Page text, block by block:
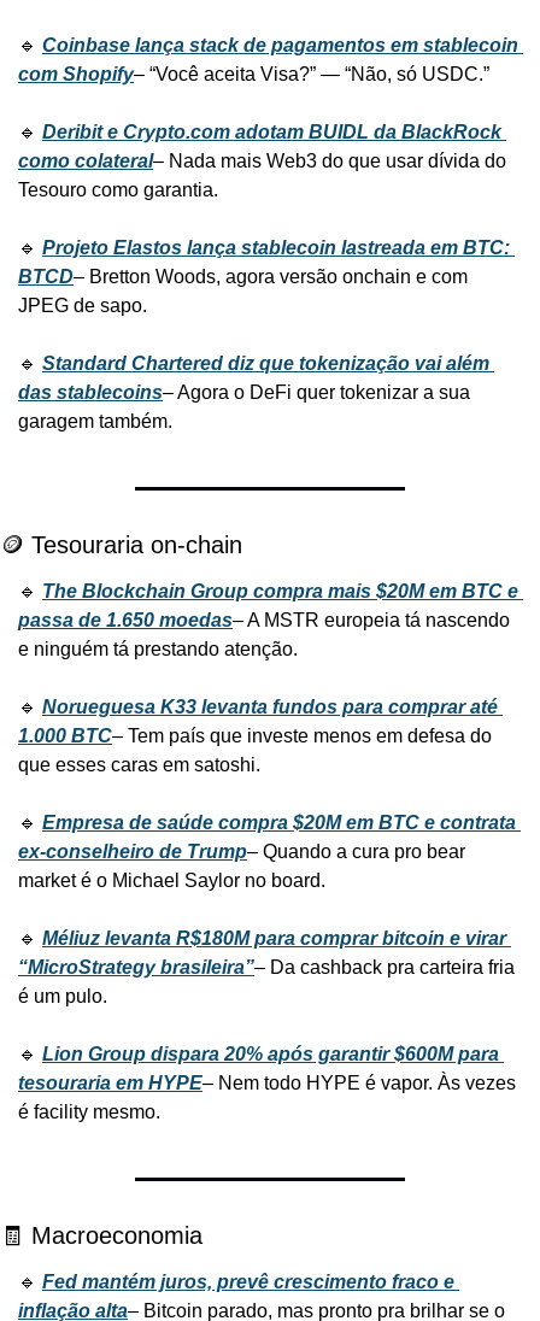
🔹 Coinbase lança stack de pagamentos em stablecoin
com Shopify– “Você aceita Visa?” — “Não, só USDC.”
🔹 Deribit e Crypto.com adotam BUIDL da BlackRock
como colateral– Nada mais Web3 do que usar dívida do
Tesouro como garantia.
🔹 Projeto Elastos lança stablecoin lastreada em BTC:
BTCD– Bretton Woods, agora versão onchain e com
JPEG de sapo.
🔹 Standard Chartered diz que tokenização vai além
das stablecoins– Agora o DeFi quer tokenizar a sua
garagem também.
🪙 Tesouraria on-chain
🔹 The Blockchain Group compra mais $20M em BTC e
passa de 1.650 moedas– A MSTR europeia tá nascendo
e ninguém tá prestando atenção.
🔹 Norueguesa K33 levanta fundos para comprar até
1.000 BTC– Tem país que investe menos em defesa do
que esses caras em satoshi.
🔹 Empresa de saúde compra $20M em BTC e contrata
ex-conselheiro de Trump– Quando a cura pro bear
market é o Michael Saylor no board.
🔹 Méliuz levanta R$180M para comprar bitcoin e virar
“MicroStrategy brasileira”– Da cashback pra carteira fria
é um pulo.
🔹 Lion Group dispara 20% após garantir $600M para
tesouraria em HYPE– Nem todo HYPE é vapor. Às vezes
é facility mesmo.
🧾 Macroeconomia
🔹 Fed mantém juros, prevê crescimento fraco e
inflação alta– Bitcoin parado, mas pronto pra brilhar se o